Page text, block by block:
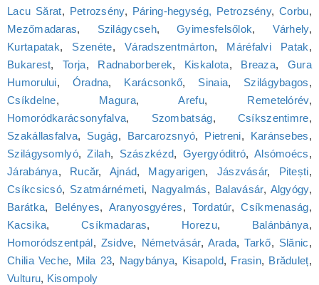
Lacu Sărat, Petrozsény, Páring-hegység, Petrozsény,Corbu,
Mezőmadaras, Szilágycseh,Gyimesfelsőlok, Várhely,
Kurtapatak, Szenéte,Váradszentmárton, Máréfalvi Patak,
Bukarest,Torja, Radnaborberek, Kiskalota, Breaza, Gura
Humorului, Óradna, Karácsonkő, Sinaia, Szilágybagos,
Csíkdelne, Magura,Arefu, Remetelórév,
Homoródkarácsonyfalva, Szombatság, Csíkszentimre,
Szakállasfalva, Sugág, Barcarozsnyó, Pietreni, Karánsebes,
Szilágysomlyó,Zilah, Szászkézd, Gyergyóditró, Alsómoécs,
Járabánya, Rucăr, Ajnád, Magyarigen, Jászvásár, Pitești,
Csíkcsicsó, Szatmárnémeti, Nagyalmás, Balavásár, Algyógy,
Barátka, Belényes, Aranyosgyéres,Tordatúr,Csíkmenaság,
Kacsika, Csíkmadaras, Horezu, Balánbánya,
Homoródszentpál, Zsidve, Németvásár, Arada,Tarkő, Slănic,
Chilia Veche, Mila 23, Nagybánya, Kisapold, Frasin, Brăduleț,
Vulturu, Kisompoly